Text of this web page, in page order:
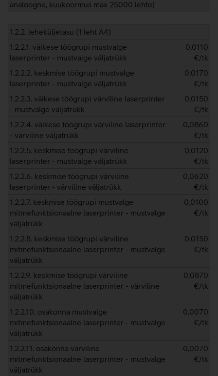
analoogne, kuukoormus max 25000 lehte)
1.2.2. leheküljetasu (1 leht A4)
1.2.2.1. väikese töögrupi mustvalge
laserprinter - mustvalge väljatrükk
0,0110
€/tk
1.2.2.2. keskmise töögrupi mustvalge
laserprinter - mustvalge väljatrükk
0,0170
€/tk
1.2.2.3. väikese töögrupi värviline laserprinter
- mustvalge väljatrükk
0,0150
€/tk
1.2.2.4. väikese töögrupi värviline laserprinter
- värviline väljatrükk
0,0860
€/tk
1.2.2.5. keskmise töögrupi värviline
laserprinter - mustvalge väljatrükk
0,0120
€/tk
1.2.2.6. keskmise töögrupi värviline
laserprinter - värviline väljatrükk
0,0620
€/tk
1.2.2.7. keskmise töögrupi mustvalge
mitmefunktsionaalne laserprinter - mustvalge
väljatrükk
0,0100
€/tk
1.2.2.8. keskmise töögrupi värviline
mitmefunktsionaalne laserprinter - mustvalge
väljatrükk
0,0150
€/tk
1.2.2.9. keskmise töögrupi värviline
mitmefunktsionaalne laserprinter - värviline
väljatrükk
0,0870
€/tk
1.2.2.10. osakonna mustvalge
mitmefunktsionaalne laserprinter - mustvalge
väljatrükk
0,0070
€/tk
1.2.2.11. osakonna värviline
mitmefunktsionaalne laserprinter - mustvalge
väljatrükk
0,0070
€/tk